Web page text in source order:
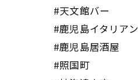
#天文館バー
#鹿児島イタリアン
#鹿児島居酒屋
#照国町